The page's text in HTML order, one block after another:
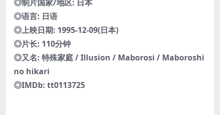
◎制片国家/地区: 日本
◎语言: 日语
◎上映日期: 1995-12-09(日本)
◎片长: 110分钟
◎又名: 特殊家庭 / Illusion / Maborosi / Maboroshi
no hikari
◎IMDb: tt0113725